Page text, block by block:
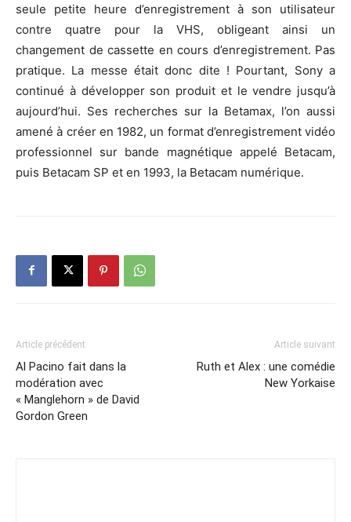
seule petite heure d’enregistrement à son utilisateur
contre quatre pour la VHS, obligeant ainsi un
changement de cassette en cours d’enregistrement. Pas
pratique. La messe était donc dite ! Pourtant, Sony a
continué à développer son produit et le vendre jusqu’à
aujourd’hui. Ses recherches sur la Betamax, l’on aussi
amené à créer en 1982, un format d’enregistrement vidéo
professionnel sur bande magnétique appelé Betacam,
puis Betacam SP et en 1993, la Betacam numérique.
Article précédent
Al Pacino fait dans la
modération avec
« Manglehorn » de David
Gordon Green
Article suivant
Ruth et Alex : une comédie
New Yorkaise